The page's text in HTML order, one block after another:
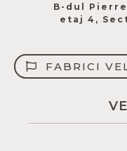
B-dul
etaj 4,
FABRICI